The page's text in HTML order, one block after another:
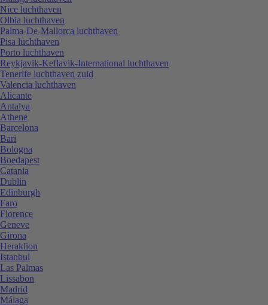
Nice luchthaven
Olbia luchthaven
Palma-De-Mallorca luchthaven
Pisa luchthaven
Porto luchthaven
Reykjavik-Keflavik-International luchthaven
Tenerife luchthaven zuid
Valencia luchthaven
Alicante
Antalya
Athene
Barcelona
Bari
Bologna
Boedapest
Catania
Dublin
Edinburgh
Faro
Florence
Geneve
Girona
Heraklion
Istanbul
Las Palmas
Lissabon
Madrid
Málaga